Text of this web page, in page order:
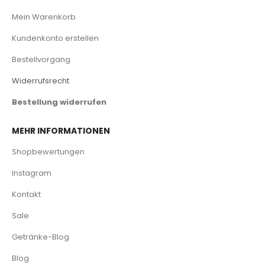
Mein Warenkorb
Kundenkonto erstellen
Bestellvorgang
Widerrufsrecht
Bestellung widerrufen
MEHR INFORMATIONEN
Shopbewertungen
Instagram
Kontakt
Sale
Getränke-Blog
Blog